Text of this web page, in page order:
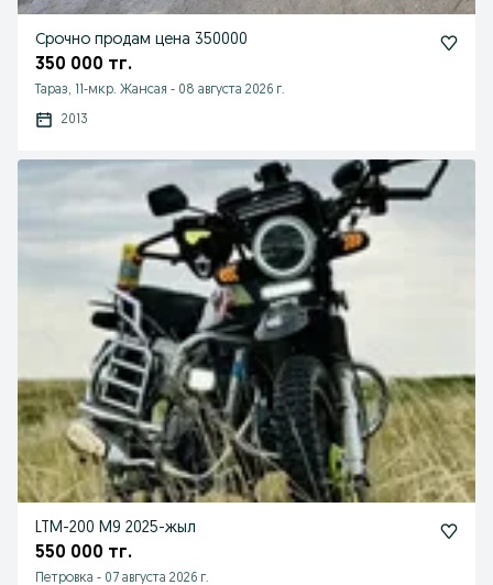
Срочно продам цена 350000
350 000 тг.
Тараз, 11-мкр. Жансая - 08 августа 2026 г.
2013
LTM-200 M9 2025-жыл
550 000 тг.
Петровка - 07 августа 2026 г.